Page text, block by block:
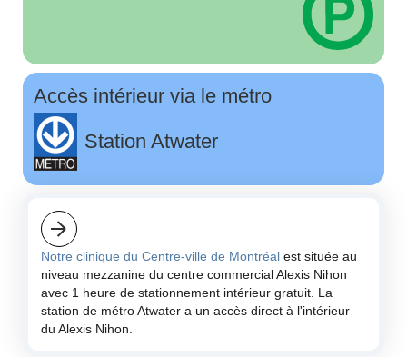
Accès intérieur via le métro
Station Atwater
Notre clinique du Centre-ville de Montréal est située au
niveau mezzanine du centre commercial Alexis Nihon
avec 1 heure de stationnement intérieur gratuit. La
station de métro Atwater a un accès direct à l'intérieur
du Alexis Nihon.